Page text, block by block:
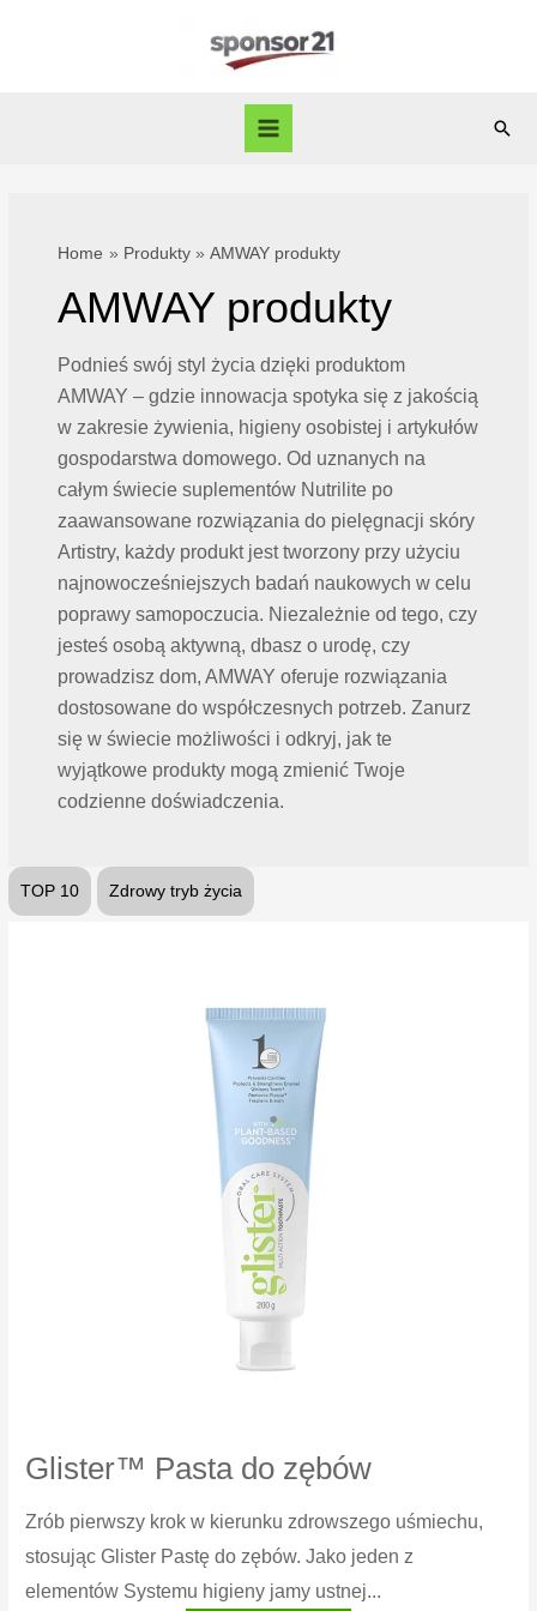
Main
Home Produkty AMWAY produkty
AMWAY produkty
Podnieś swój styl życia dzięki produktom
AMWAY – gdzie innowacja spotyka się z jakością
w zakresie żywienia, higieny osobistej i artykułów
gospodarstwa domowego. Od uznanych na
całym świecie suplementów Nutrilite po
zaawansowane rozwiązania do pielęgnacji skóry
Artistry, każdy produkt jest tworzony przy użyciu
najnowocześniejszych badań naukowych w celu
poprawy samopoczucia. Niezależnie od tego, czy
jesteś osobą aktywną, dbasz o urodę, czy
prowadzisz dom, AMWAY oferuje rozwiązania
dostosowane do współczesnych potrzeb. Zanurz
się w świecie możliwości i odkryj, jak te
wyjątkowe produkty mogą zmienić Twoje
codzienne doświadczenia.
TOP 10 Zdrowy tryb życia
Glister™ Pasta do zębów
Zrób pierwszy krok w kierunku zdrowszego uśmiechu,
stosując Glister Pastę do zębów. Jako jeden z
elementów Systemu higieny jamy ustnej...